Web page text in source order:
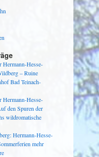
Hermann-Hesse-
– Ruine
Bad Teinach-
Hermann-Hesse-
den Spuren der
wildromatische
Hermann-Hesse-
mehr